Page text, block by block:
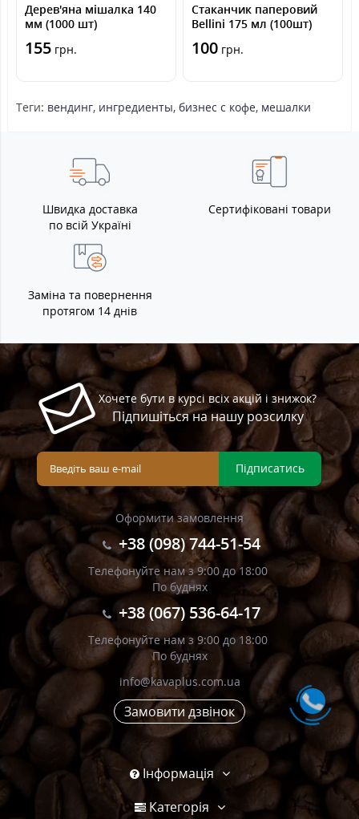
Дерев'яна мішалка 140
мм (1000 шт)
155 грн.
Стаканчик паперовий
Bellini 175 мл (100шт)
100 грн.
Теги: вендинг, ингредиенты, бизнес с кофе, мешалки
Швидка доставка
по всій Україні
Сертифіковані товари
Заміна та повернення
протягом 14 днів
Хочете бути в курсі всіх акцій і знижок?
Підпишіться на нашу розсилку
Підписатись
Оформити замовлення
+38 (098) 744-51-54
Телефонуйте нам з 9:00 до 18:00
По буднях
+38 (067) 536-64-17
Телефонуйте нам з 9:00 до 18:00
По буднях
info@kavaplus.com.ua
Замовити дзвінок
Інформація
Категорія